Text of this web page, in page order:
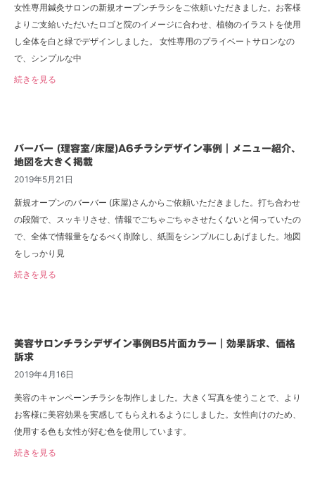
女性専用鍼灸サロンの新規オープンチラシをご依頼いただきました。お客様
よりご支給いただいたロゴと院のイメージに合わせ、植物のイラストを使用
し全体を白と緑でデザインしました。 女性専用のプライベートサロンなの
で、シンプルな中
続きを見る
バーバー (理容室/床屋)A6チラシデザイン事例｜メニュー紹介、
地図を大きく掲載
2019年5月21日
新規オープンのバーバー (床屋)さんからご依頼いただきました。打ち合わせ
の段階で、スッキリさせ、情報でごちゃごちゃさせたくないと伺っていたの
で、全体で情報量をなるべく削除し、紙面をシンプルにしあげました。地図
をしっかり見
続きを見る
美容サロンチラシデザイン事例B5片面カラー｜効果訴求、価格
訴求
2019年4月16日
美容のキャンペーンチラシを制作しました。大きく写真を使うことで、より
お客様に美容効果を実感してもらえれるようにしました。女性向けのため、
使用する色も女性が好む色を使用しています。
続きを見る